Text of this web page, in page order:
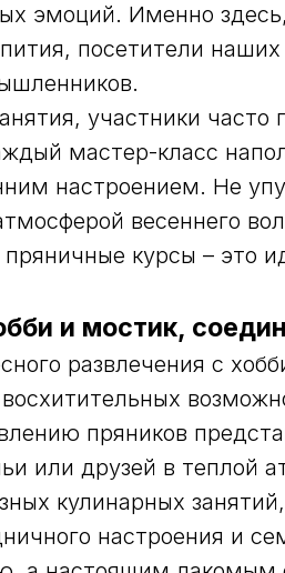
эмоций. Именно
посетители
участники часто
мастер-класс
настроением. Не
весеннего
пряничные курсы – это
и мостик,
развлечения с
пряников
или друзей в теплой
кулинарных
настроения и